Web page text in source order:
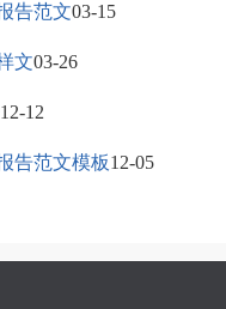
告范文03-15
文03-26
12-12
告范文模板12-05